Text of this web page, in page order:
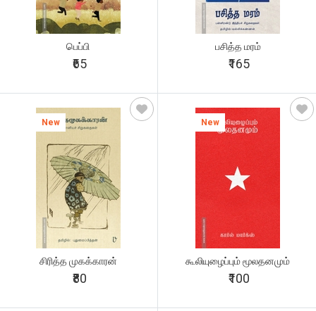
பெப்பி
₹65
பசித்த மரம்
₹165
New
சிரித்த முகக்காரன்
₹80
New
கூலியுழைப்பும் மூலதனமும்
₹100